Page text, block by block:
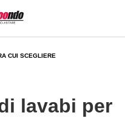
CUI SCEGLIERE
lavabi per